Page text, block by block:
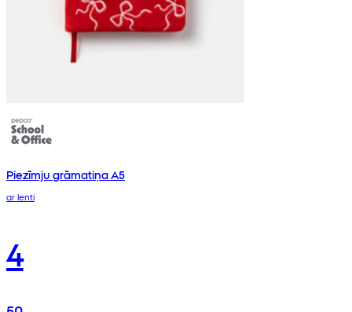
Piezīmju grāmatiņa A5
ar lenti
4